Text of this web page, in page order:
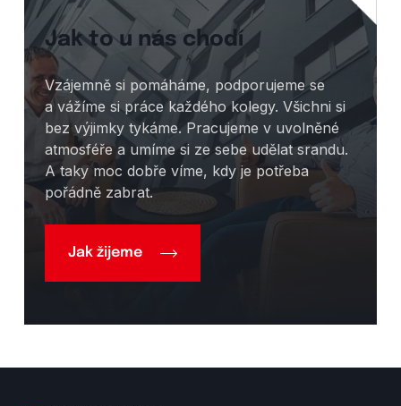
Jak to u nás chodí
Vzájemně si pomáháme, podporujeme se
a vážíme si práce každého kolegy. Všichni si
bez výjimky tykáme. Pracujeme v uvolněné
atmosféře a umíme si ze sebe udělat srandu.
A taky moc dobře víme, kdy je potřeba
pořádně zabrat.
Jak žijeme